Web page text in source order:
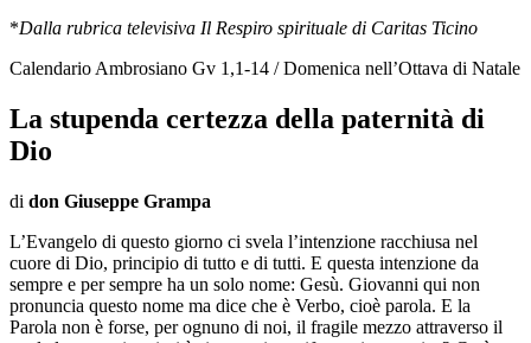
*Dalla rubrica televisiva Il Respiro spirituale di Caritas Ticino
Calendario Ambrosiano Gv 1,1-14 / Domenica nell’Ottava di Natale
La stupenda certezza della paternità di
Dio
di don Giuseppe Grampa
L’Evangelo di questo giorno ci svela l’intenzione racchiusa nel
cuore di Dio, principio di tutto e di tutti. E questa intenzione da
sempre e per sempre ha un solo nome: Gesù. Giovanni qui non
pronuncia questo nome ma dice che è Verbo, cioè parola. E la
Parola non è forse, per ognuno di noi, il fragile mezzo attraverso il